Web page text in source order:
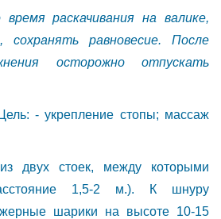
раскачивания на валике,
равновесие. После
осторожно отпускать
- укрепление стопы; массаж
двух стоек, между которыми
1,5-2 м.). К шнуру
шарики на высоте 10-15